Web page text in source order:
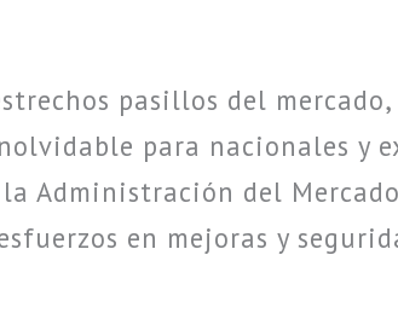
pasillos del
para nacionales y
la Administración del
en mejoras y